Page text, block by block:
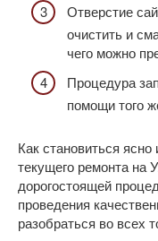
Отверстие
очистить и
чего можно
Процедура
помощи того
Как становиться
текущего ремонта на
дорогостоящей
проведения
разобраться во всех